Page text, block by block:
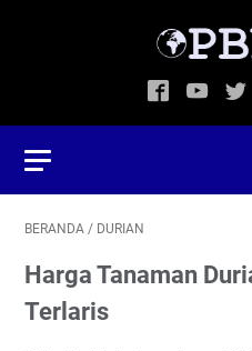
BERANDA / DURIAN
Harga Tanaman
Terlaris